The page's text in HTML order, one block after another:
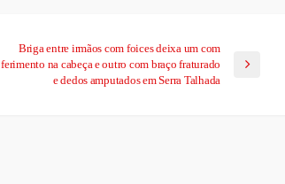
Briga entre irmãos com foices deixa um com
ferimento na cabeça e outro com braço fraturado
e dedos amputados em Serra Talhada